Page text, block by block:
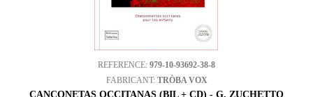
REFERENCE: 979-10-93692-38-8
FABRICANT: TRÒBA VOX
CANÇONETAS OCCITANAS (BIL + CD) - G. ZUCHETTO